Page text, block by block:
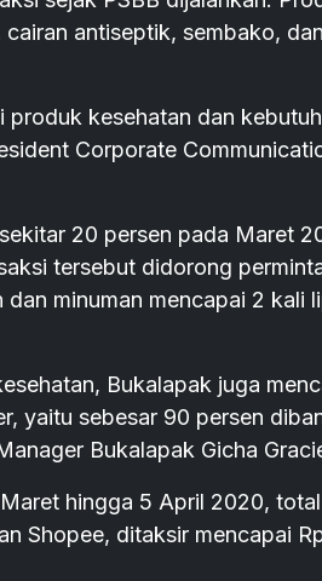
antiseptik, sembako, dan
produk kesehatan dan
Corporate
20 persen pada Maret
tersebut didorong
minuman mencapai 2 kali
Bukalapak juga
yaitu sebesar 90 persen
Bukalapak Gicha
hingga 5 April 2020,
Shopee, ditaksir mencapai